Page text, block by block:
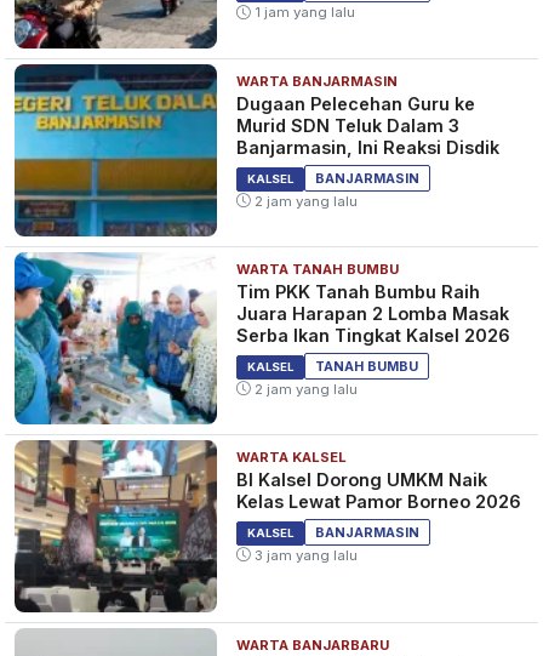
1 jam yang lalu
WARTA BANJARMASIN
Dugaan Pelecehan Guru ke
Murid SDN Teluk Dalam 3
Banjarmasin, Ini Reaksi Disdik
KALSEL
BANJARMASIN
2 jam yang lalu
WARTA TANAH BUMBU
Tim PKK Tanah Bumbu Raih
Juara Harapan 2 Lomba Masak
Serba Ikan Tingkat Kalsel 2026
KALSEL
TANAH BUMBU
2 jam yang lalu
WARTA KALSEL
BI Kalsel Dorong UMKM Naik
Kelas Lewat Pamor Borneo 2026
KALSEL
BANJARMASIN
3 jam yang lalu
WARTA BANJARBARU